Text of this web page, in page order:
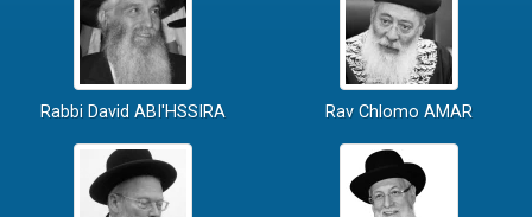
Rabbi David ABI'HSSIRA Rav Chlomo AMAR